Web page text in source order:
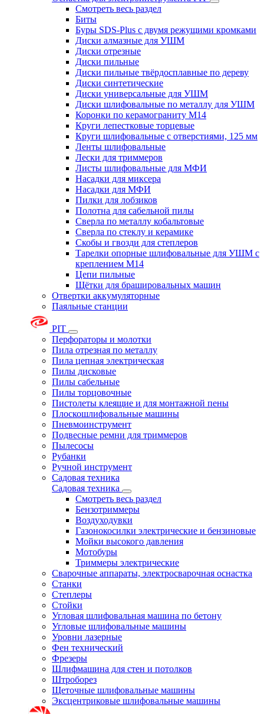
Смотреть весь раздел
Биты
Буры SDS-Plus c двумя режущими кромками
Диски алмазные для УШМ
Диски отрезные
Диски пильные
Диски пильные твёрдосплавные по дереву
Диски синтетические
Диски универсальные для УШМ
Диски шлифовальные по металлу для УШМ
Коронки по керамограниту M14
Круги лепестковые торцевые
Круги шлифовальные с отверстиями, 125 мм
Ленты шлифовальные
Лески для триммеров
Листы шлифовальные для МФИ
Насадки для миксера
Насадки для МФИ
Пилки для лобзиков
Полотна для сабельной пилы
Сверла по металлу кобальтовые
Сверла по стеклу и керамике
Скобы и гвозди для степлеров
Тарелки опорные шлифовальные для УШМ с
креплением М14
Цепи пильные
Щётки для брашировальных машин
Отвертки аккумуляторные
Паяльные станции
PIT
Перфораторы и молотки
Пила отрезная по металлу
Пила цепная электрическая
Пилы дисковые
Пилы сабельные
Пилы торцовочные
Пистолеты клеящие и для монтажной пены
Плоскошлифовальные машины
Пневмоинструмент
Подвесные ремни для триммеров
Пылесосы
Рубанки
Ручной инструмент
Садовая техника
Садовая техника
Смотреть весь раздел
Бензотриммеры
Воздуходувки
Газонокосилки электрические и бензиновые
Мойки высокого давления
Мотобуры
Триммеры электрические
Сварочные аппараты, электросварочная оснастка
Станки
Степлеры
Стойки
Угловая шлифовальная машина по бетону
Угловые шлифовальные машины
Уровни лазерные
Фен технический
Фрезеры
Шлифмашина для стен и потолков
Штроборез
Щеточные шлифовальные машины
Эксцентриковые шлифовальные машины